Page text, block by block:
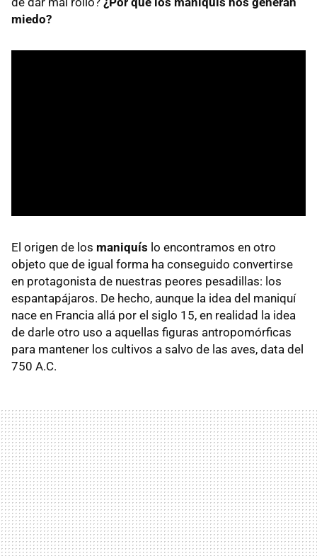
miedo?
El origen de los maniquís lo encontramos en otro
objeto que de igual forma ha conseguido convertirse
en protagonista de nuestras peores pesadillas: los
espantapájaros. De hecho, aunque la idea del maniquí
nace en Francia allá por el siglo 15, en realidad la idea
de darle otro uso a aquellas figuras antropomórficas
para mantener los cultivos a salvo de las aves, data del
750 A.C.